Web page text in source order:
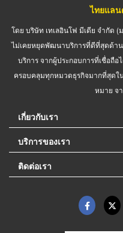
ไทยแลน
โดย บริษัท เทเลอินโฟ มีเดีย จำกัด
ไม่เคยหยุดพัฒนาบริการที่ดีที่สุดด้า
บริการ จากผู้ประกอบการที่เชื่อถื
ครอบคลุมทุกหมวดธุรกิจมากที่สุดใ
หมาย จ
เกี่ยวกับเรา
บริการของเรา
ติดต่อเรา